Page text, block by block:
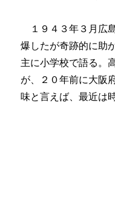
１９４３年３月広
爆したが奇跡的に助
主に小学校で語る。
が、２０年前に大阪
味と言えば、最近は